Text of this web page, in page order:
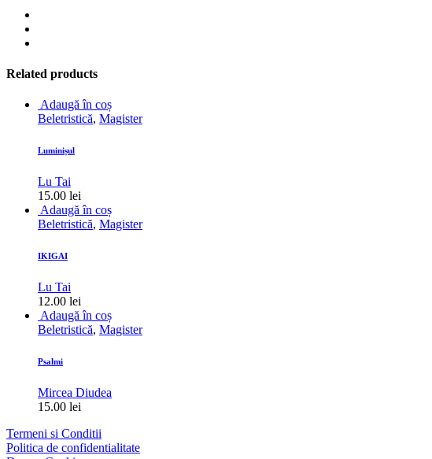
Related products
Adaugă în coș
Beletristică, Magister
Luminișul
Lu Tai
15.00 lei
Adaugă în coș
Beletristică, Magister
IKIGAI
Lu Tai
12.00 lei
Adaugă în coș
Beletristică, Magister
Psalmi
Mircea Diudea
15.00 lei
Termeni si Conditii
Politica de confidentialitate